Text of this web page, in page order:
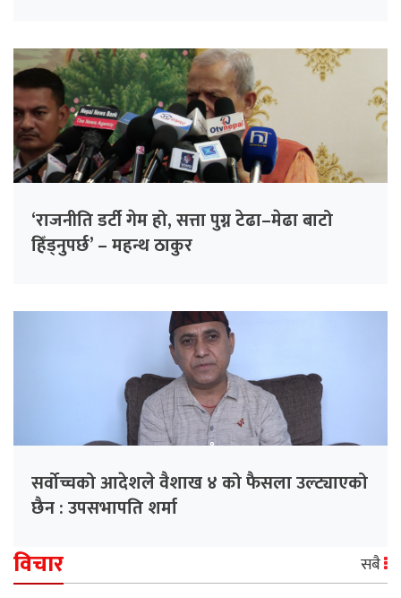
‘राजनीति डर्टी गेम हो, सत्ता पुग्न टेढा–मेढा बाटो
हिँड्नुपर्छ’ – महन्थ ठाकुर
सर्वोच्चको आदेशले वैशाख ४ को फैसला उल्ट्याएको
छैन : उपसभापति शर्मा
विचार सबै